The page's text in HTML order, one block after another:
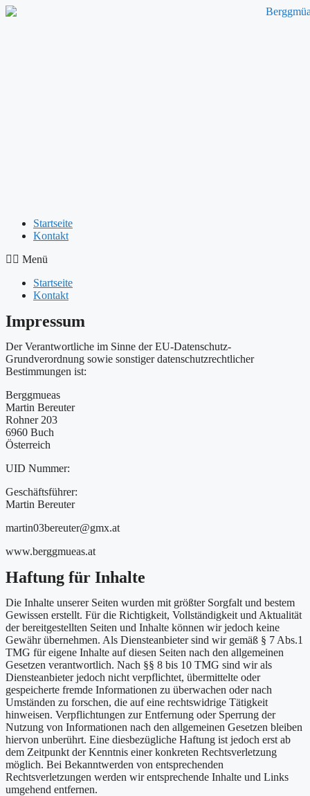
Startseite
Kontakt
Menü
Startseite
Kontakt
Impressum
Der Verantwortliche im Sinne der EU-Datenschutz-
Grundverordnung sowie sonstiger datenschutzrechtlicher
Bestimmungen ist:
Berggmueas
Martin Bereuter
Rohner 203
6960 Buch
Österreich
UID Nummer:
Geschäftsführer:
Martin Bereuter
martin03bereuter@gmx.at
www.berggmueas.at
Haftung für Inhalte
Die Inhalte unserer Seiten wurden mit größter Sorgfalt und bestem
Gewissen erstellt. Für die Richtigkeit, Vollständigkeit und Aktualität
der bereitgestellten Seiten und Inhalte können wir jedoch keine
Gewähr übernehmen. Als Diensteanbieter sind wir gemäß § 7 Abs.1
TMG für eigene Inhalte auf diesen Seiten nach den allgemeinen
Gesetzen verantwortlich. Nach §§ 8 bis 10 TMG sind wir als
Diensteanbieter jedoch nicht verpflichtet, übermittelte oder
gespeicherte fremde Informationen zu überwachen oder nach
Umständen zu forschen, die auf eine rechtswidrige Tätigkeit
hinweisen. Verpflichtungen zur Entfernung oder Sperrung der
Nutzung von Informationen nach den allgemeinen Gesetzen bleiben
hiervon unberührt. Eine diesbezügliche Haftung ist jedoch erst ab
dem Zeitpunkt der Kenntnis einer konkreten Rechtsverletzung
möglich. Bei Bekanntwerden von entsprechenden
Rechtsverletzungen werden wir entsprechende Inhalte und Links
umgehend entfernen.